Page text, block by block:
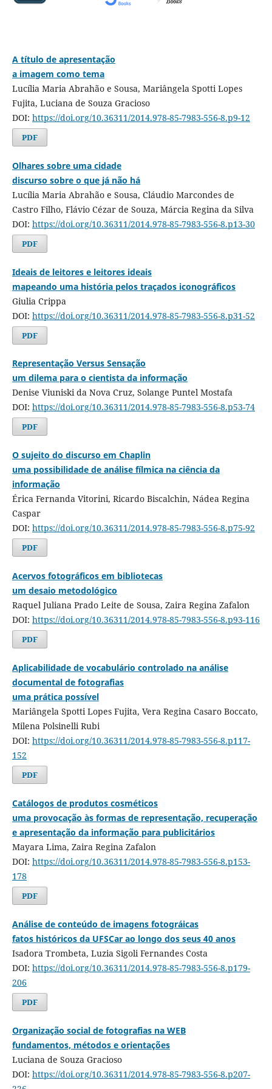
A título de apresentação
a imagem como tema
Lucília Maria Abrahão e Sousa, Mariângela Spotti Lopes
Fujita, Luciana de Souza Gracioso
DOI: https://doi.org/10.36311/2014.978-85-7983-556-8.p9-12
PDF
Olhares sobre uma cidade
discurso sobre o que já não há
Lucília Maria Abrahão e Sousa, Cláudio Marcondes de
Castro Filho, Flávio Cézar de Souza, Márcia Regina da Silva
DOI: https://doi.org/10.36311/2014.978-85-7983-556-8.p13-30
PDF
Ideais de leitores e leitores ideais
mapeando uma história pelos traçados iconográficos
Giulia Crippa
DOI: https://doi.org/10.36311/2014.978-85-7983-556-8.p31-52
PDF
Representação Versus Sensação
um dilema para o cientista da informação
Denise Viuniski da Nova Cruz, Solange Puntel Mostafa
DOI: https://doi.org/10.36311/2014.978-85-7983-556-8.p53-74
PDF
O sujeito do discurso em Chaplin
uma possibilidade de análise fílmica na ciência da
informação
Érica Fernanda Vitorini, Ricardo Biscalchin, Nádea Regina
Caspar
DOI: https://doi.org/10.36311/2014.978-85-7983-556-8.p75-92
PDF
Acervos fotográficos em bibliotecas
um desaio metodológico
Raquel Juliana Prado Leite de Sousa, Zaira Regina Zafalon
DOI: https://doi.org/10.36311/2014.978-85-7983-556-8.p93-116
PDF
Aplicabilidade de vocabulário controlado na análise
documental de fotografias
uma prática possível
Mariângela Spotti Lopes Fujita, Vera Regina Casaro Boccato,
Milena Polsinelli Rubi
DOI: https://doi.org/10.36311/2014.978-85-7983-556-8.p117-
152
PDF
Catálogos de produtos cosméticos
uma provocação às formas de representação, recuperação
e apresentação da informação para publicitários
Mayara Lima, Zaira Regina Zafalon
DOI: https://doi.org/10.36311/2014.978-85-7983-556-8.p153-
178
PDF
Análise de conteúdo de imagens fotográicas
fatos históricos da UFSCar ao longo dos seus 40 anos
Isadora Trombeta, Luzia Sigoli Fernandes Costa
DOI: https://doi.org/10.36311/2014.978-85-7983-556-8.p179-
206
PDF
Organização social de fotografias na WEB
fundamentos, métodos e orientações
Luciana de Souza Gracioso
DOI: https://doi.org/10.36311/2014.978-85-7983-556-8.p207-